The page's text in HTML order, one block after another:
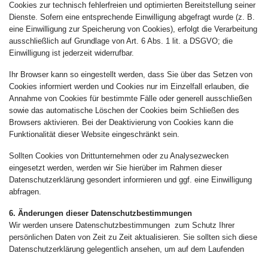
Cookies zur technisch fehlerfreien und optimierten Bereitstellung seiner
Dienste. Sofern eine entsprechende Einwilligung abgefragt wurde (z. B.
eine Einwilligung zur Speicherung von Cookies), erfolgt die Verarbeitung
ausschließlich auf Grundlage von Art. 6 Abs. 1 lit. a DSGVO; die
Einwilligung ist jederzeit widerrufbar.
Ihr Browser kann so eingestellt werden, dass Sie über das Setzen von
Cookies informiert werden und Cookies nur im Einzelfall erlauben, die
Annahme von Cookies für bestimmte Fälle oder generell ausschließen
sowie das automatische Löschen der Cookies beim Schließen des
Browsers aktivieren. Bei der Deaktivierung von Cookies kann die
Funktionalität dieser Website eingeschränkt sein.
Sollten Cookies von Drittunternehmen oder zu Analysezwecken
eingesetzt werden, werden wir Sie hierüber im Rahmen dieser
Datenschutzerklärung gesondert informieren und ggf. eine Einwilligung
abfragen.
6. Änderungen dieser Datenschutzbestimmungen
Wir werden unsere Datenschutzbestimmungen zum Schutz Ihrer
persönlichen Daten von Zeit zu Zeit aktualisieren. Sie sollten sich diese
Datenschutzerklärung gelegentlich ansehen, um auf dem Laufenden